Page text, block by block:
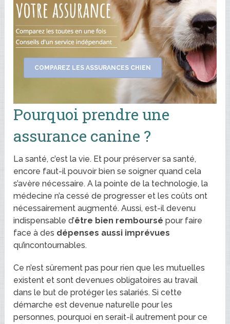
COMPAREZ LES ASSURANCES CHIEN
Pourquoi prendre une
assurance canine ?
La santé, c’est la vie. Et pour préserver sa santé,
encore faut-il pouvoir bien se soigner quand cela
s’avère nécessaire. A la pointe de la technologie, la
médecine n’a cessé de progresser et les coûts ont
nécessairement augmenté. Aussi, est-il devenu
indispensable d’être bien remboursé pour faire
face à des dépenses aussi imprévues
qu’incontournables.
Ce n’est sûrement pas pour rien que les mutuelles
existent et sont devenues obligatoires au travail
dans le but de protéger les salariés. Si cette
démarche est devenue naturelle pour les
personnes, pourquoi en serait-il autrement pour ce